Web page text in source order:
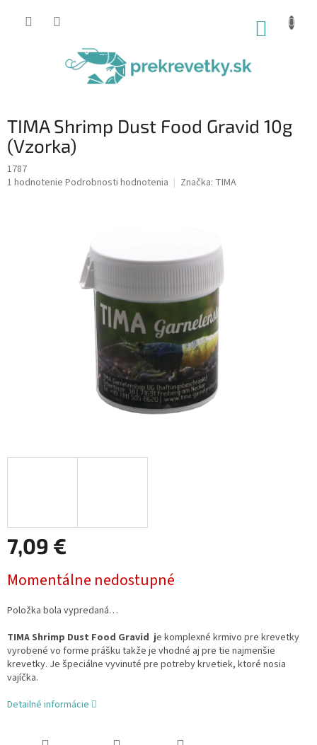
TIMA Shrimp Dust Food Gravid 10g
(Vzorka)
1787
Priemerné
1 hodnotenie Podrobnosti hodnotenia Značka: TIMA
7,09 €
cena:
Momentálne nedostupné
Položka bola vypredaná…
TIMA Shrimp Dust Food Gravid je komplexné krmivo pre krevetky
vyrobené vo forme prášku takže je vhodné aj pre tie najmenšie
krevetky. Je špeciálne vyvinuté pre potreby krvetiek, ktoré nosia
vajíčka.
Detailné informácie